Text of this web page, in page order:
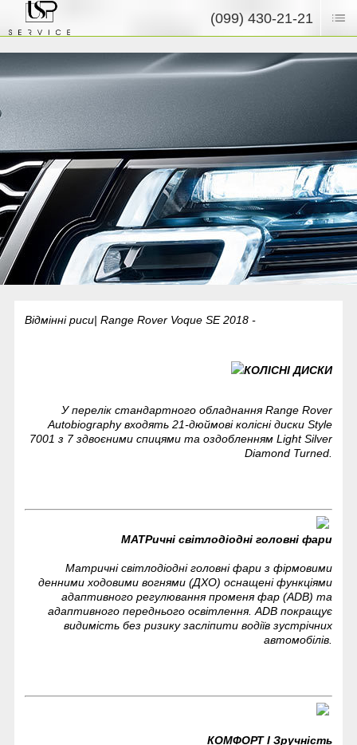
(099) 430-21-21
Відмінні риси| Range Rover Voque SE 2018 -
КОЛІСНІ ДИСКИ
У перелік стандартного обладнання Range Rover
Autobiography входять 21-дюймові колісні диски Style
7001 з 7 здвоєними спицями та оздобленням Light Silver
Diamond Turned.
МАТРичні світлодіодні головні фари
Матричні світлодіодні головні фари з фірмовими
денними ходовими вогнями (ДХО) оснащені функціями
адаптивного регулювання променя фар (ADB) та
адаптивного переднього освітлення. ADB покращує
видимість без ризику засліпити водіїв зустрічних
автомобілів.
КОМФОРТ І Зручність